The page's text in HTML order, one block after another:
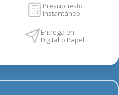
Presupuesto
instantáneo
Entrega en
Digital o Papel